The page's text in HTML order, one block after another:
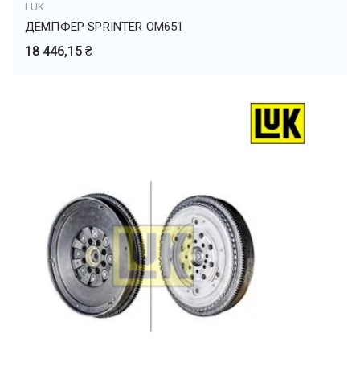
LUK
ДЕМПФЕР SPRINTER OM651
18 446,15 ₴